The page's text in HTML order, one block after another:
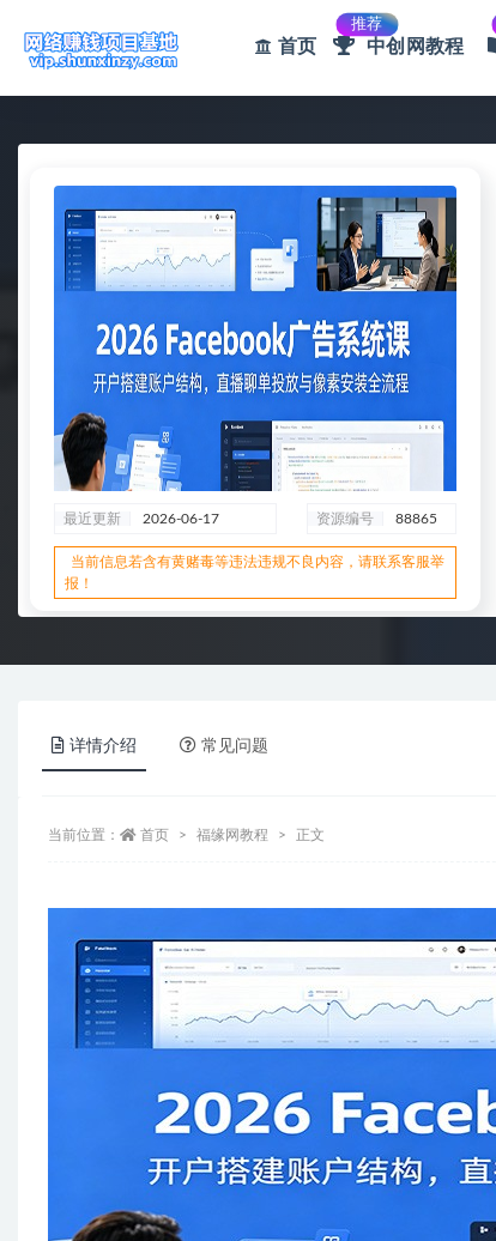
首页
推荐
中创网教程
最近更新 2026-06-17 资源编号 88865
当前信息若含有黄赌毒等违法违规不良内容，请联系客服举
报！
详情介绍 常见问题
当前位置： 首页 福缘网教程 正文